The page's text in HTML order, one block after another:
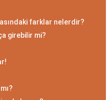
farklar nelerdir?
girebilir mi?